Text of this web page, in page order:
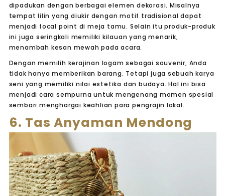
dipadukan dengan berbagai elemen dekorasi. Misalnya
tempat lilin yang diukir dengan motif tradisional dapat
menjadi focal point di meja tamu. Selain itu produk-produk
ini juga seringkali memiliki kilauan yang menarik,
menambah kesan mewah pada acara.
Dengan memilih kerajinan logam sebagai souvenir, Anda
tidak hanya memberikan barang. Tetapi juga sebuah karya
seni yang memiliki nilai estetika dan budaya. Hal ini bisa
menjadi cara sempurna untuk mengenang momen spesial
sembari menghargai keahlian para pengrajin lokal.
6. Tas Anyaman Mendong